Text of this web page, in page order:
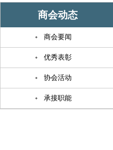
商会动态
商会要闻
优秀表彰
协会活动
承接职能